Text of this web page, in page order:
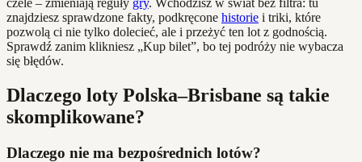
znajdziesz sprawdzone fakty, podkręcone historie i triki, które
pozwolą ci nie tylko dolecieć, ale i przeżyć ten lot z godnością.
Sprawdź zanim klikniesz „Kup bilet”, bo tej podróży nie wybacza
się błędów.
Dlaczego loty Polska–Brisbane są takie
skomplikowane?
Dlaczego nie ma bezpośrednich lotów?